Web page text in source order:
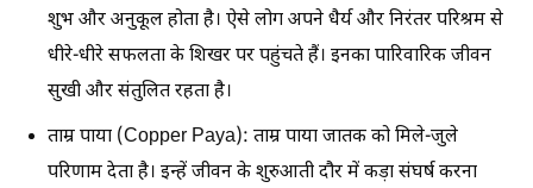
शुभ और अनुकूल होता है। ऐसे लोग अपने धैर्य और निरंतर परिश्रम से
धीरे-धीरे सफलता के शिखर पर पहुंचते हैं। इनका पारिवारिक जीवन
सुखी और संतुलित रहता है।
ताम्र पाया (Copper Paya): ताम्र पाया जातक को मिले-जुले
परिणाम देता है। इन्हें जीवन के शुरुआती दौर में कड़ा संघर्ष करना